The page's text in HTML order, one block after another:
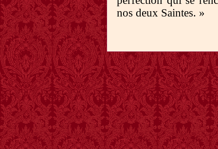
nos deux Saintes. »